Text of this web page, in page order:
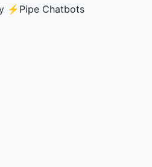
⚡️ Pipe Chatbots